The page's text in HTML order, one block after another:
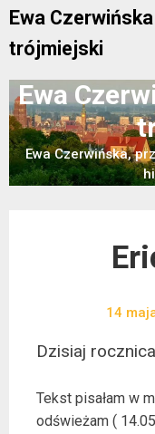
Skip
content
Ewa
trójmiejski
Ewa
Ewa Czerwińska,
14
Dzisiaj
Tekst pisałam w
odświeżam (